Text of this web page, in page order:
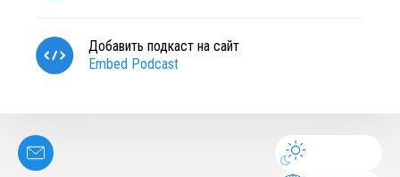
Добавить подкаст на сайт
Embed Podcast